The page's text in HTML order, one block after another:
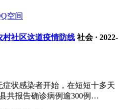
空间
村社区这道疫情防线 社会· 2022-
症状感染者开始，在短短十多天
共报告确诊病例逾300例…